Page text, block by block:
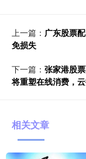
上一篇： 广东股票
免损失
下一篇： 张家港股
将重塑在线消费，
相关文章